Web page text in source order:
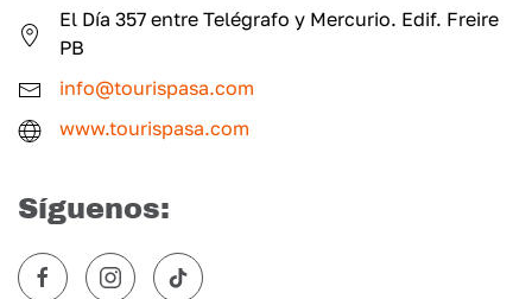
El Día 357 entre Telégrafo y Mercurio. Edif. Freire
PB
info@tourispasa.com
www.tourispasa.com
Síguenos: